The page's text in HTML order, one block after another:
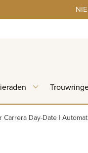
Carrera Day-Date |